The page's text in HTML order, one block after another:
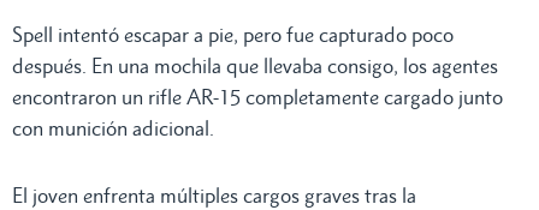
Spell intentó escapar a pie, pero fue capturado poco
después. En una mochila que llevaba consigo, los agentes
encontraron un rifle AR-15 completamente cargado junto
con munición adicional.
El joven enfrenta múltiples cargos graves tras la